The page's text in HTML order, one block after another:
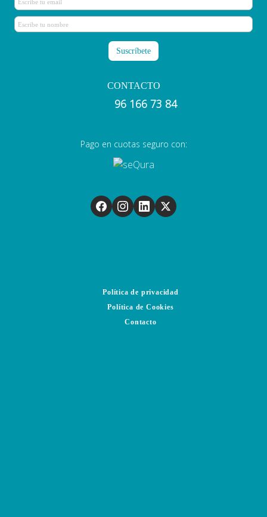
CONTACTO
96 166 73 84
Pago en cuotas seguro con:
Política de privacidad
Política de Cookies
Contacto